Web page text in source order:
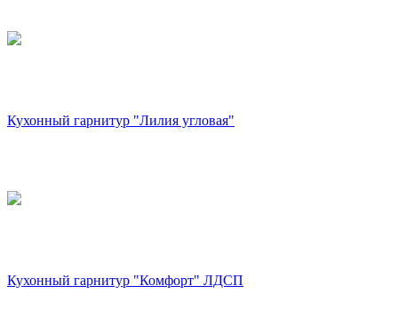
Кухонный гарнитур "Лилия угловая"
Кухонный гарнитур "Комфорт" ЛДСП